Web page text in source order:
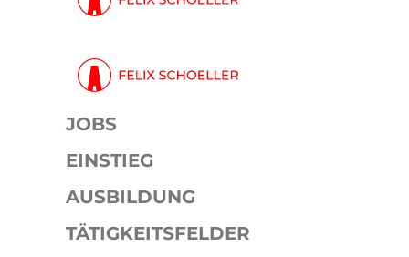
JOBS
EINSTIEG
AUSBILDUNG
TÄTIGKEITSFELDER